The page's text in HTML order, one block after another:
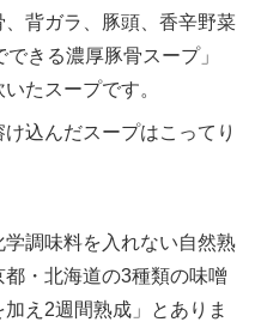
背ガラ、豚頭、香辛野菜
きる濃厚豚骨スープ」
たスープです。
込んだスープはこってり
調味料を入れない自然熟
・北海道の3種類の味噌
え2週間熟成」とありま